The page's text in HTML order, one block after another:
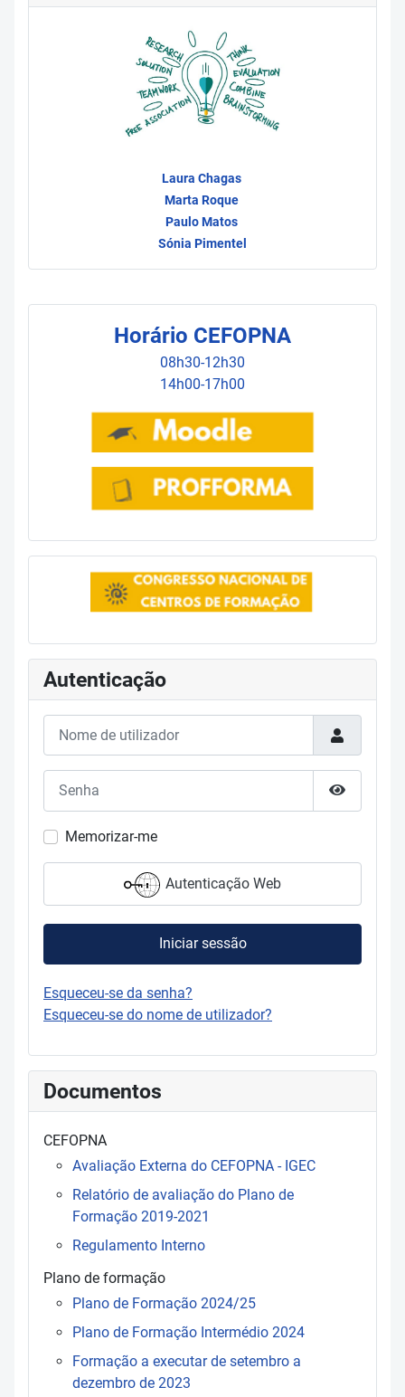
Horário CEFOPNA
08h30-12h30
14h00-17h00
Autenticação
Mostrar
Memorizar-me
Autenticação Web
Iniciar sessão
Esqueceu-se da senha?
Esqueceu-se do nome de utilizador?
Documentos
CEFOPNA
Avaliação Externa do CEFOPNA - IGEC
Relatório de avaliação do Plano de
Formação 2019-2021
Regulamento Interno
Plano de formação
Plano de Formação 2024/25
Plano de Formação Intermédio 2024
Formação a executar de setembro a
dezembro de 2023
Laura Chagas
Marta Roque
Paulo Matos
Sónia Pimentel